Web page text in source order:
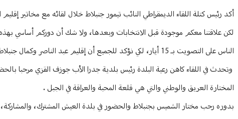
Article Content
أكد رئيس كتلة اللقاء الديمقراطي النائب تيمور جنبلاط خلال لقائه مع مخاتير
لكن علاقتنا معكم موجودة قبل الانتخابات وبعدها، ولا شك أن دوركم أساسي
الناس على التصويت بـ 15 أيار، لكي نؤكد للجميع أن إقليم عبد الناصر وكمال جنبلاط، إقليم رفيق الحريري ووليد جنبلاط لن يسمح لأحد أن يصادر هويته".
وتحدث في اللقاء كاهن رعية البلدة رئيس بلدية جدرا الأب جوزف القزي مرحبا
المختارة العريق والوطني والتي هي قلعة المحبة والعراقة في الجبل .
بدوره رحب مختار الشميس بجنبلاط والحضور في بلدة العيش المشترك، والمشاركة،